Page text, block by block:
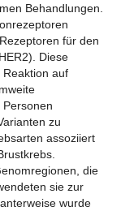
Behandlungen.
für den
Diese
auf
zu
assoziiert
die
sie zur
wurde